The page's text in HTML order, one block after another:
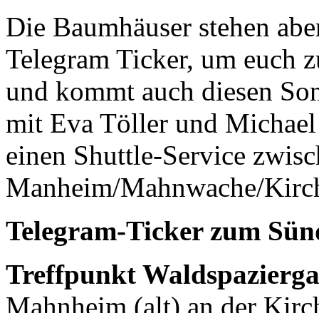
Die Baumhäuser stehen
Telegram Ticker, um euch
und kommt auch diesen
mit Eva Töller und
einen Shuttle-Service
Manheim/Mahnwache/
Telegram-Ticker zum
Treffpunkt
Mahnheim (alt) an der